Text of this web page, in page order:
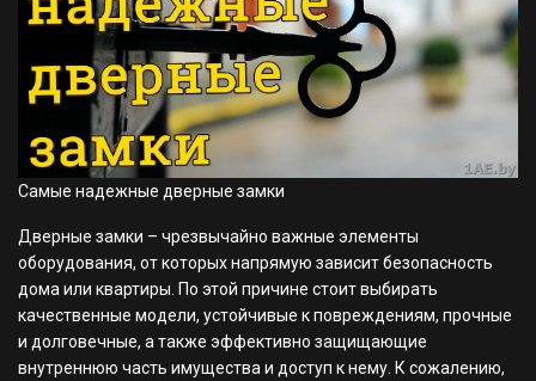
Самые надежные дверные замки
Дверные замки – чрезвычайно важные элементы
оборудования, от которых напрямую зависит безопасность
дома или квартиры. По этой причине стоит выбирать
качественные модели, устойчивые к повреждениям, прочные
и долговечные, а также эффективно защищающие
внутреннюю часть имущества и доступ к нему. К сожалению,